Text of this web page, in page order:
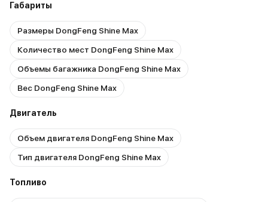
Габариты
Размеры DongFeng Shine Max
Количество мест DongFeng Shine Max
Объемы багажника DongFeng Shine Max
Вес DongFeng Shine Max
Двигатель
Объем двигателя DongFeng Shine Max
Тип двигателя DongFeng Shine Max
Топливо